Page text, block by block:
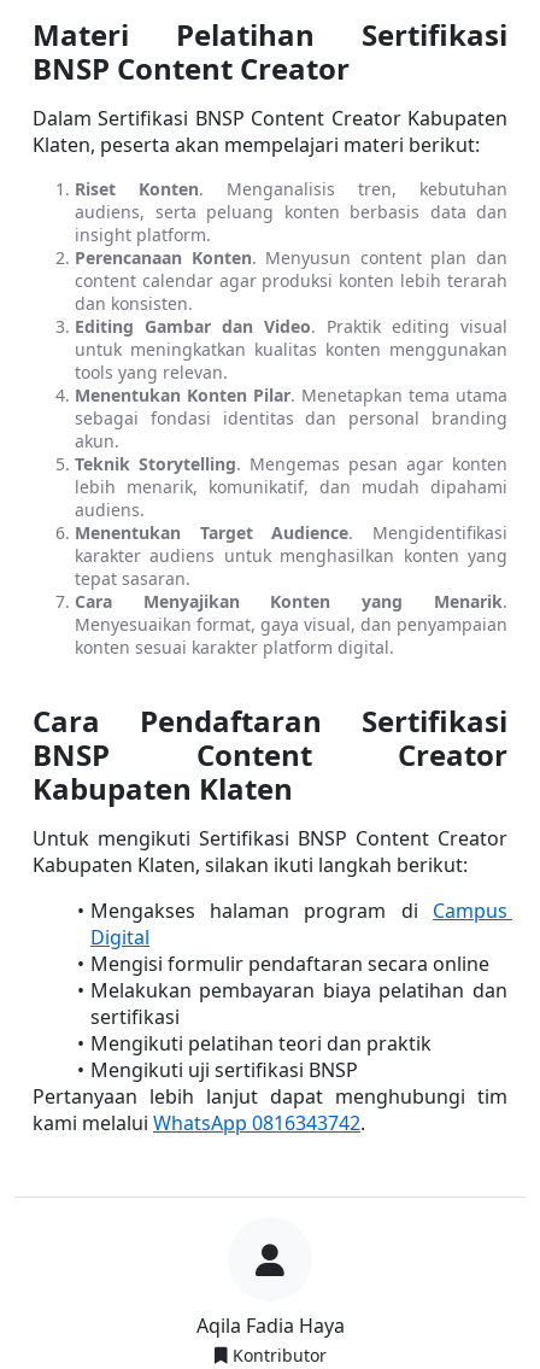
Aqila Fadia Haya
Kontributor
Materi Pelatihan Sertifikasi
BNSP Content Creator
Dalam Sertifikasi BNSP Content Creator Kabupaten
Klaten, peserta akan mempelajari materi berikut:
Riset Konten. Menganalisis tren, kebutuhan
audiens, serta peluang konten berbasis data dan
insight platform.
Perencanaan Konten. Menyusun content plan dan
content calendar agar produksi konten lebih terarah
dan konsisten.
Editing Gambar dan Video. Praktik editing visual
untuk meningkatkan kualitas konten menggunakan
tools yang relevan.
Menentukan Konten Pilar. Menetapkan tema utama
sebagai fondasi identitas dan personal branding
akun.
Teknik Storytelling. Mengemas pesan agar konten
lebih menarik, komunikatif, dan mudah dipahami
audiens.
Menentukan Target Audience. Mengidentifikasi
karakter audiens untuk menghasilkan konten yang
tepat sasaran.
Cara Menyajikan Konten yang Menarik.
Menyesuaikan format, gaya visual, dan penyampaian
konten sesuai karakter platform digital.
Cara Pendaftaran Sertifikasi
BNSP Content Creator
Kabupaten Klaten
Untuk mengikuti Sertifikasi BNSP Content Creator
Kabupaten Klaten, silakan ikuti langkah berikut:
Mengakses halaman program di Campus
Digital
Mengisi formulir pendaftaran secara online
Melakukan pembayaran biaya pelatihan dan
sertifikasi
Mengikuti pelatihan teori dan praktik
Mengikuti uji sertifikasi BNSP
Pertanyaan lebih lanjut dapat menghubungi tim
kami melalui WhatsApp 0816343742.